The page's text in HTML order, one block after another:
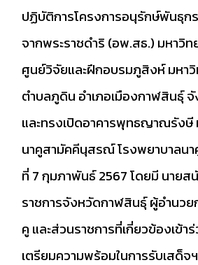
ปฏิบัติการโครงการอนุรักษ์พันธุก
จากพระราชดำริ (อพ.สธ.) มหาวิ
ศูนย์วิจัยและฝึกอบรมภูสิงห์ มหา
ตำบลภูดิน อำเภอเมืองกาฬสินธุ์
และทรงเปิดอาคารพุทธญาณรังษี
นาคูสามัคคีนุสรณ์ โรงพยาบาลนา
ที่ 7 กุมภาพันธ์ 2567 โดยมี นาย
ราชการจังหวัดกาฬสินธุ์ ผู้อำนวย
คู และส่วนราชการที่เกี่ยวข้องเข้า
เตรียมความพร้อมในการรับเสด็จ